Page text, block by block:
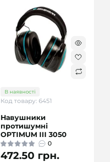
В наявності
Код товару: 6451
Навушники
протишумні
OPTIMUM III 3050
0
472.50 грн.